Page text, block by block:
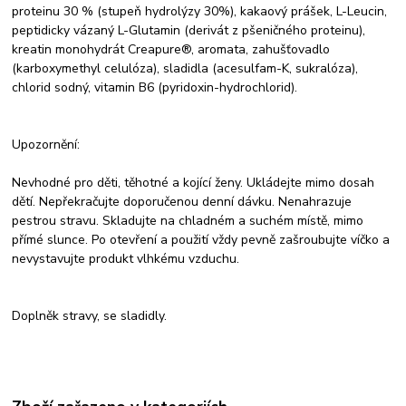
proteinu 30 % (stupeň hydrolýzy 30%), kakaový prášek, L-Leucin,
peptidicky vázaný L-Glutamin (derivát z pšeničného proteinu),
kreatin monohydrát Creapure®, aromata, zahušťovadlo
(karboxymethyl celulóza), sladidla (acesulfam-K, sukralóza),
chlorid sodný, vitamin B6 (pyridoxin-hydrochlorid).
Upozornění:
Nevhodné pro děti, těhotné a kojící ženy. Ukládejte mimo dosah
dětí. Nepřekračujte doporučenou denní dávku. Nenahrazuje
pestrou stravu. Skladujte na chladném a suchém místě, mimo
přímé slunce. Po otevření a použití vždy pevně zašroubujte víčko a
nevystavujte produkt vlhkému vzduchu.
Doplněk stravy, se sladidly.